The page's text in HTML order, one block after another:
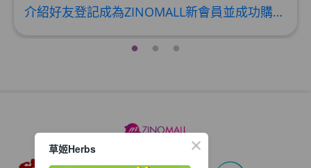
介紹好友登記成為ZINOMALL新會員並成功購物，您即可獲得$50Mall Dollar現金回贈，你的好友亦可同時獲得$50Mall Dollar現金回贈。 **舊會員必須完成首張訂單才可開通邀請好友獎賞計劃** 1. 舊會員可於 我的帳戶>>>邀請好友獎賞 中找到 好友推薦碼 (紅圈位置) 2. 會員可複製好友推薦碼並透過 Whatsapp / Facebook / Email分享給自己好友。推薦好友次數不限，介紹愈多新朋友，可獲得愈多Mall Dollar現金回贈。 3. 好友
草姬Herbs